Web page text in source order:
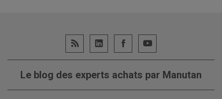
Le blog des experts achats par Manutan